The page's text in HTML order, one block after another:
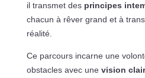
il transmet des principes
chacun à rêver grand et à
réalité.
Ce parcours incarne une
obstacles avec une vision